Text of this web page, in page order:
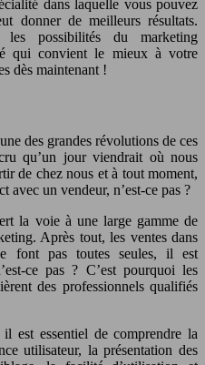
dans laquelle vous pouvez
donner de meilleurs résultats.
possibilités du marketing
qui convient le mieux à votre
dès maintenant !
des grandes révolutions de ces
qu’un jour viendrait où nous
de chez nous et à tout moment,
avec un vendeur, n’est-ce pas ?
la voie à une large gamme de
Après tout, les ventes dans
font pas toutes seules, il est
ce pas ? C’est pourquoi les
des professionnels qualifiés
est essentiel de comprendre la
utilisateur, la présentation des